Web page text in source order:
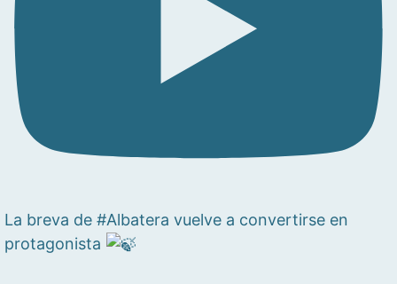
La breva de #Albatera vuelve a convertirse en
protagonista